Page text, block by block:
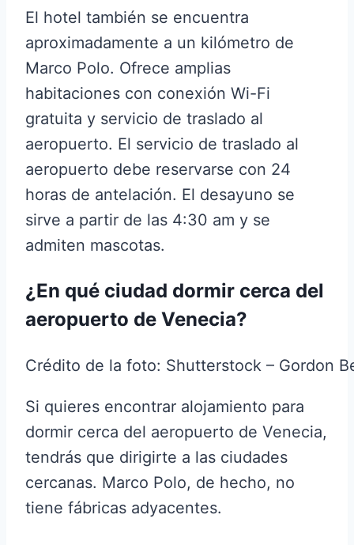
El hotel también se encuentra
aproximadamente a un kilómetro de
Marco Polo. Ofrece amplias
habitaciones con conexión Wi-Fi
gratuita y servicio de traslado al
aeropuerto. El servicio de traslado al
aeropuerto debe reservarse con 24
horas de antelación. El desayuno se
sirve a partir de las 4:30 am y se
admiten mascotas.
¿En qué ciudad dormir cerca del
aeropuerto de Venecia?
Crédito de la foto: Shutterstock – Gordon
Si quieres encontrar alojamiento para
dormir cerca del aeropuerto de Venecia,
tendrás que dirigirte a las ciudades
cercanas. Marco Polo, de hecho, no
tiene fábricas adyacentes.